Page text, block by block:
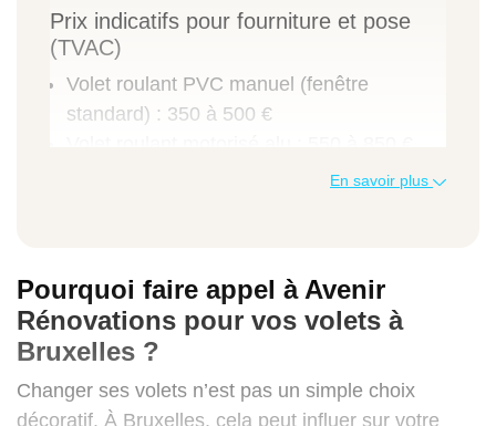
Prix indicatifs pour fourniture et pose
(TVAC)
Volet roulant PVC manuel (fenêtre
standard) : 350 à 500 €
Volet battant bois sur mesure : 700 à 1 200
(lame, axe, coffre) : 150 à 400 €
TVA réduite et primes éventuelles
TVA à 6 %
plus de 10 ans et que les volets sont
intégrés au bâti
En savoir plus
Pourquoi faire appel à Avenir
Rénovations pour vos volets à
Bruxelles ?
Changer ses volets n’est pas un simple choix
décoratif. À Bruxelles, cela peut influer sur votre